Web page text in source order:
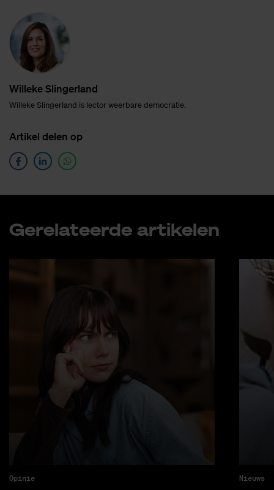
Wil­le­ke Slin­ger­land
Willeke Slingerland is lector weerbare democratie.
Ar­ti­kel de­len op
Ge­re­la­teer­de ar­ti­ke­len
Opinie Nieuws